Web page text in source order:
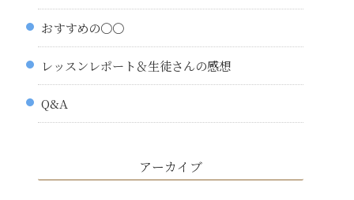
おすすめの〇〇
レッスンレポート＆生徒さんの感想
Q&A
アーカイブ